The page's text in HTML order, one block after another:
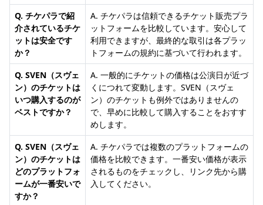
Q. チケパラで紹
介されているチケ
ットは安全です
か？
A. チケパラは信頼できるチケット販売プラ
ットフォームを比較しています。安心して
利用できますが、最終的な取引は各プラッ
トフォームの規約に基づいて行われます。
Q. SVEN（スヴェ
ン）のチケットは
いつ購入するのが
ベストですか？
A. 一般的にチケットの価格は公演日が近づ
くにつれて変動します。SVEN（スヴェ
ン）のチケットも例外ではありませんの
で、早めに比較して購入することをおすす
めします。
Q. SVEN（スヴェ
ン）のチケットは
どのプラットフォ
ームが一番安いで
すか？
A. チケパラでは複数のプラットフォームの
価格を比較できます。一番安い価格が表示
されるものをチェックし、リンク先から購
入してください。